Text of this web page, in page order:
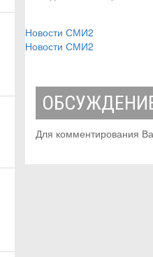
Новости СМИ2
Новости СМИ2
Для комментирования